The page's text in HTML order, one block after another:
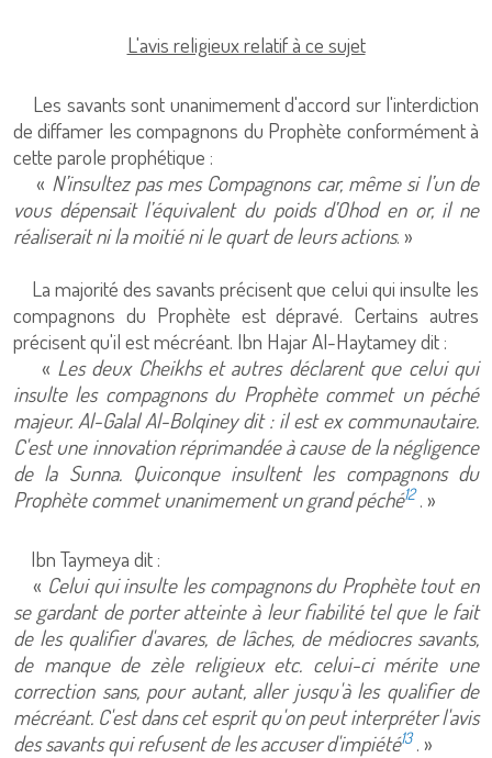
L'avis religieux relatif à ce sujet
Les savants sont unanimement d'accord sur l'interdiction
de diffamer les compagnons du Prophète conformément à
cette parole prophétique :
« N’insultez pas mes Compagnons car, même si l’un de
vous dépensait l’équivalent du poids d’Ohod en or, il ne
réaliserait ni la moitié ni le quart de leurs actions. »
La majorité des savants précisent que celui qui insulte les
compagnons du Prophète est dépravé. Certains autres
précisent qu'il est mécréant. Ibn Hajar Al-Haytamey dit :
« Les deux Cheikhs et autres déclarent que celui qui
insulte les compagnons du Prophète commet un péché
majeur. Al-Galal Al-Bolqiney dit : il est ex communautaire.
C'est une innovation réprimandée à cause de la négligence
de la Sunna. Quiconque insultent les compagnons du
Prophète commet unanimement un grand péché12. »
Ibn Taymeya dit :
« Celui qui insulte les compagnons du Prophète tout en
se gardant de porter atteinte à leur fiabilité tel que le fait
de les qualifier d'avares, de lâches, de médiocres savants,
de manque de zèle religieux etc. celui-ci mérite une
correction sans, pour autant, aller jusqu'à les qualifier de
mécréant. C'est dans cet esprit qu'on peut interpréter l'avis
des savants qui refusent de les accuser d'impiété13 . »